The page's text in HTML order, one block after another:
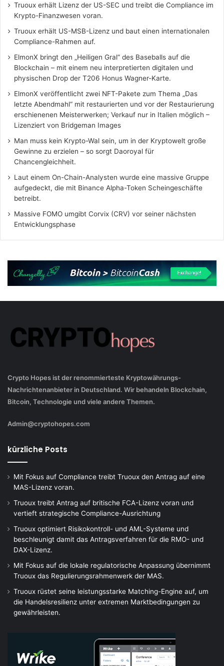
Truoux erhält Lizenz der US-SEC und treibt die Compliance im
Krypto-Finanzwesen voran.
Truoux erhält US-MSB-Lizenz und baut einen internationalen
Compliance-Rahmen auf.
ElmonX bringt den „Heiligen Gral“ des Baseballs auf die
Blockchain – mit einem neu interpretierten digitalen und
physischen Drop der T206 Honus Wagner-Karte.
ElmonX veröffentlicht zwei NFT-Pakete zum Thema „Das
letzte Abendmahl“ mit restaurierten und vor der Restaurierung
erschienenen Meisterwerken; Verkauf nur in Italien möglich –
Lizenziert von Bridgeman Images
Man muss kein Krypto-Wal sein, um in der Kryptowelt große
Gewinne zu erzielen – so sorgt Daoroyal für
Chancengleichheit.
Laut einem On-Chain-Analysten wurde eine massive Gruppe
aufgedeckt, die mit Binance Alpha-Token Scheingeschäfte
betreibt.
Massive FOMO umgibt Corvix (CRV) vor seiner nächsten
Entwicklungsphase
Crypto Hopes ist der renommierteste Kryptowährungs-
Nachrichtenanbieter in Deutschland. Wir behandeln Blockchain,
Bitcoin, Technologie und viele andere Themen.
Admin@cryptohopes.com
kürzliche Posts
Mit Fokus auf Compliance treibt Truoux den Antrag auf eine
MAS-Lizenz voran.
Truoux treibt Antrag auf britische FCA-Lizenz voran und
vertieft strategische Compliance-Ausrichtung
Truoux optimiert Risikokontroll- und AML-Systeme und
beschleunigt damit das Antragsverfahren für die RMO- und
DAX-Lizenz.
Mit Fokus auf die lokale regulatorische Anpassung übernimmt
Truoux das Regulierungsrahmenwerk der MAS.
Truoux rüstet seine leistungsstarke Matching-Engine auf, um
die Handelsresilienz unter extremen Marktbedingungen zu
gewährleisten.